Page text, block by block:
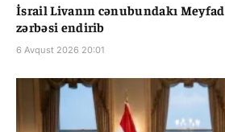
İsrail Livanın cənubundakı
zərbəsi endirib
6 Avqust 2026 20:01